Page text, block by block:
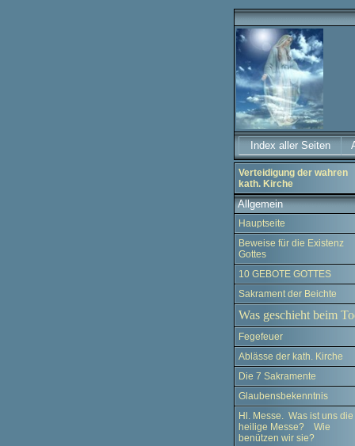
Index aller Seiten
Verteidigung der wahren
kath. Kirche
Allgemein
Hauptseite
Beweise für die Existenz
Gottes
10 GEBOTE GOTTES
Sakrament der Beichte
Was geschieht beim
Fegefeuer
Ablässe der kath. Kirche
Die 7 Sakramente
Glaubensbekenntnis
Hl. Messe. Was ist uns die
heilige Messe? Wie
benützen wir sie?